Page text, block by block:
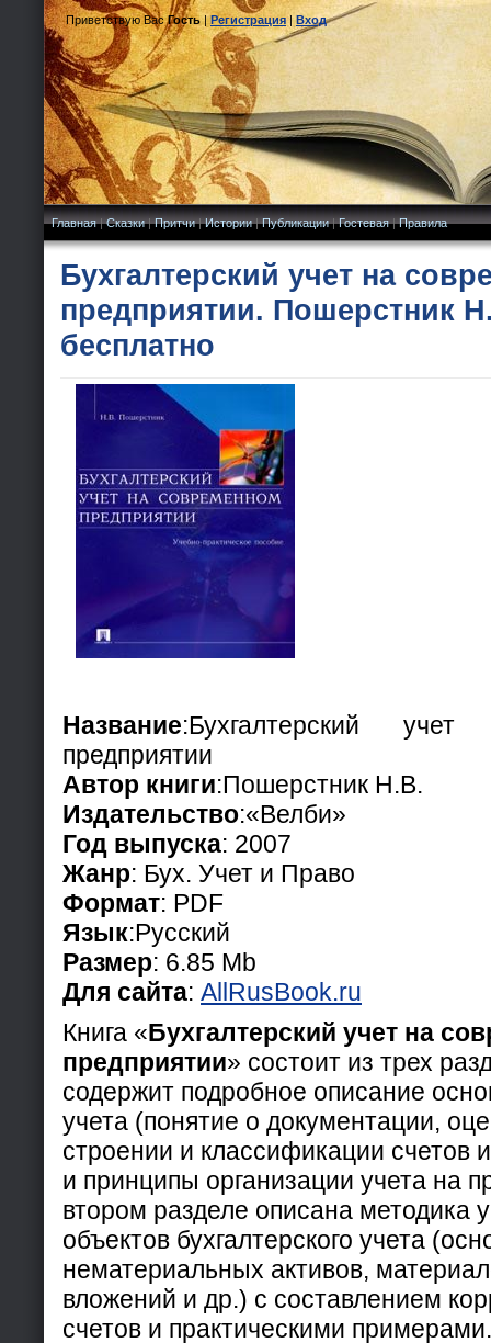
Приветствую Вас Гость|Регистрация|Вход
Главная|Сказки|Притчи|Истории|Публикации|Гостевая|Правила
Бухгалтерский учет на
предприятии. Пошерстник
бесплатно
Название:Бухгалтерский
предприятии
Автор книги:Пошерстник Н.В.
Издательство:«Велби»
Год выпуска: 2007
Жанр: Бух. Учет и Право
Формат: PDF
Язык:Русский
Размер: 6.85 Mb
Для сайта: AllRusBook.ru
Книга «Бухгалтерский учет на
предприятии» состоит из трех
содержит подробное описание
учета (понятие о документации,
строении и классификации счетов
и принципы организации учета на
втором разделе описана методика
объектов бухгалтерского учета
нематериальных активов,
вложений и др.) с составлением
счетов и практическими примерами.